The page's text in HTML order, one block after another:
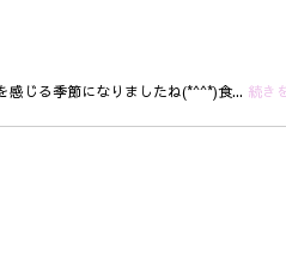
じる季節になりましたね(*^^*)食... 続き